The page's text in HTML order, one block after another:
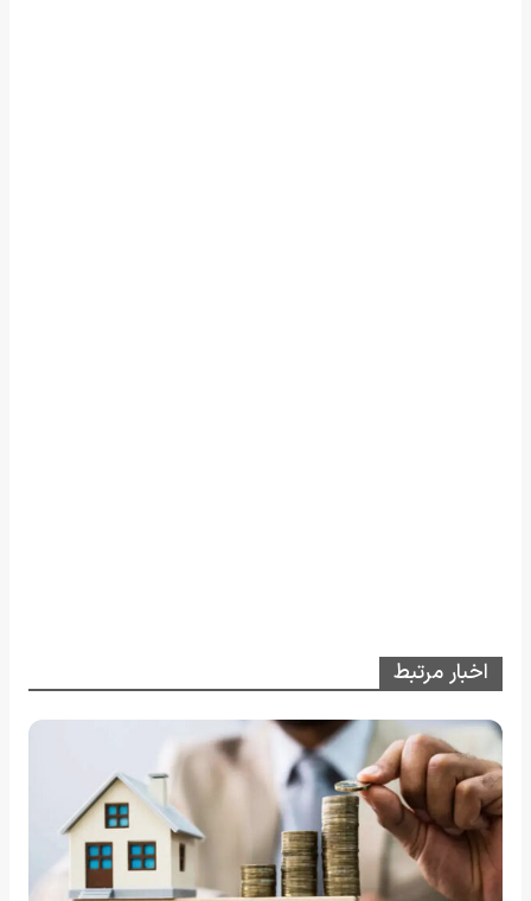
اخبار مرتبط